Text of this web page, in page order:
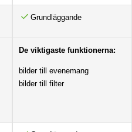
Grundläggande
De viktigaste funktionerna:
bilder till evenemang
bilder till filter